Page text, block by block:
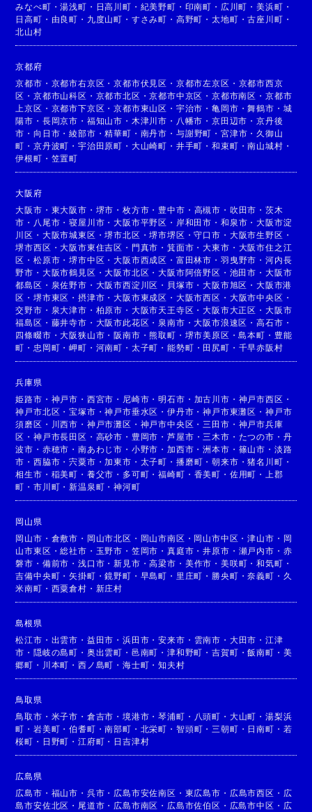
みなべ町 ・湯浅町 ・ 日高川町 ・ 紀美野町 ・ 印南町 ・ 広川町 ・美浜町 ・
日高町 ・ 由良町 ・ 九度山町 ・ すさみ町 ・ 高野町 ・太地町 ・古座川町 ・
北山村
京都府
京都市 ・ 京都市右京区 ・京都市伏見区 ・ 京都市左京区 ・ 京都市西京
区 ・京都市山科区 ・ 京都市北区 ・京都市中京区 ・京都市南区 ・ 京都市
上京区 ・ 京都市下京区 ・京都市東山区 ・ 宇治市 ・亀岡市 ・舞鶴市 ・ 城
陽市 ・ 長岡京市 ・ 福知山市 ・ 木津川市 ・ 八幡市 ・京田辺市 ・京丹後
市 ・向日市 ・綾部市 ・精華町 ・ 南丹市 ・ 与謝野町 ・ 宮津市 ・ 久御山
町 ・京丹波町 ・宇治田原町 ・ 大山崎町 ・ 井手町 ・和束町 ・南山城村 ・
伊根町 ・ 笠置町
大阪府
大阪市 ・ 東大阪市 ・ 堺市 ・枚方市 ・ 豊中市 ・ 高槻市 ・ 吹田市 ・ 茨木
市 ・ 八尾市 ・寝屋川市 ・大阪市平野区 ・ 岸和田市 ・ 和泉市 ・大阪市淀
川区 ・ 大阪市城東区 ・堺市北区 ・堺市堺区 ・守口市 ・ 大阪市生野区 ・
堺市西区 ・大阪市東住吉区 ・ 門真市 ・箕面市 ・大東市 ・ 大阪市住之江
区 ・松原市 ・堺市中区 ・大阪市西成区 ・ 富田林市 ・ 羽曳野市 ・ 河内長
野市 ・ 大阪市鶴見区 ・大阪市北区 ・大阪市阿倍野区 ・ 池田市 ・ 大阪市
都島区 ・ 泉佐野市 ・ 大阪市西淀川区 ・ 貝塚市 ・大阪市旭区 ・大阪市港
区 ・堺市東区 ・摂津市 ・大阪市東成区 ・ 大阪市西区 ・ 大阪市中央区 ・
交野市 ・ 泉大津市 ・ 柏原市 ・ 大阪市天王寺区 ・大阪市大正区 ・ 大阪市
福島区 ・ 藤井寺市 ・ 大阪市此花区 ・ 泉南市 ・大阪市浪速区 ・高石市 ・
四條畷市 ・大阪狭山市 ・阪南市 ・熊取町 ・ 堺市美原区 ・島本町 ・ 豊能
町 ・ 忠岡町 ・岬町 ・ 河南町 ・ 太子町 ・能勢町 ・ 田尻町 ・ 千早赤阪村
兵庫県
姫路市 ・ 神戸市 ・ 西宮市 ・ 尼崎市 ・明石市 ・ 加古川市 ・ 神戸市西区 ・
神戸市北区 ・宝塚市 ・神戸市垂水区 ・伊丹市 ・神戸市東灘区 ・ 神戸市
須磨区 ・ 川西市 ・ 神戸市灘区 ・ 神戸市中央区 ・ 三田市 ・ 神戸市兵庫
区 ・神戸市長田区 ・ 高砂市 ・ 豊岡市 ・芦屋市 ・ 三木市 ・ たつの市 ・ 丹
波市 ・ 赤穂市 ・南あわじ市 ・ 小野市 ・加西市 ・洲本市 ・ 篠山市 ・ 淡路
市 ・西脇市 ・宍粟市 ・加東市 ・ 太子町 ・ 播磨町 ・朝来市 ・猪名川町 ・
相生市 ・ 稲美町 ・ 養父市 ・ 多可町 ・福崎町 ・ 香美町 ・ 佐用町 ・
上郡
町 ・市川町 ・新温泉町 ・神河町
岡山県
岡山市 ・ 倉敷市 ・ 岡山市北区 ・ 岡山市南区 ・ 岡山市中区 ・津山市 ・ 岡
山市東区 ・総社市 ・ 玉野市 ・ 笠岡市 ・真庭市 ・井原市 ・ 瀬戸内市 ・ 赤
磐市 ・ 備前市 ・浅口市 ・新見市 ・高梁市 ・ 美作市 ・ 美咲町 ・和気町 ・
吉備中央町 ・矢掛町 ・鏡野町 ・ 早島町 ・ 里庄町 ・ 勝央町 ・奈義町 ・ 久
米南町 ・ 西粟倉村 ・ 新庄村
島根県
松江市 ・ 出雲市 ・ 益田市 ・浜田市 ・安来市 ・ 雲南市 ・ 大田市 ・ 江津
市 ・隠岐の島町 ・ 奥出雲町 ・ 邑南町 ・津和野町 ・吉賀町 ・飯南町 ・ 美
郷町 ・ 川本町 ・西ノ島町 ・海士町 ・知夫村
鳥取県
鳥取市 ・ 米子市 ・ 倉吉市 ・境港市 ・琴浦町 ・ 八頭町 ・ 大山町 ・ 湯梨浜
町 ・岩美町 ・伯耆町 ・南部町 ・ 北栄町 ・ 智頭町 ・ 三朝町 ・ 日南町 ・ 若
桜町 ・ 日野町 ・江府町 ・ 日吉津村
広島県
広島市 ・ 福山市 ・ 呉市 ・ 広島市安佐南区 ・ 東広島市 ・ 広島市西区 ・ 広
島市安佐北区 ・ 尾道市 ・ 広島市南区 ・ 広島市佐伯区 ・ 広島市中区 ・ 広